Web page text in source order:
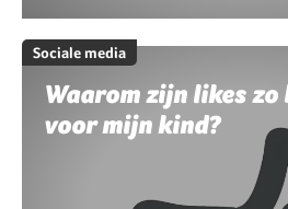
Sociale media
Waarom zijn likes
voor mijn kind?